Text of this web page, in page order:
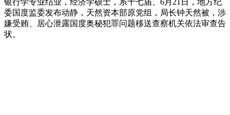
银行学专业结业，经济学硕士，系十七届、6月21日，地方纪
委国度监委发布动静，天然资本部原党组，局长钟天然被，涉
嫌受贿、居心泄露国度奥秘犯罪问题移送查察机关依法审查告
状。